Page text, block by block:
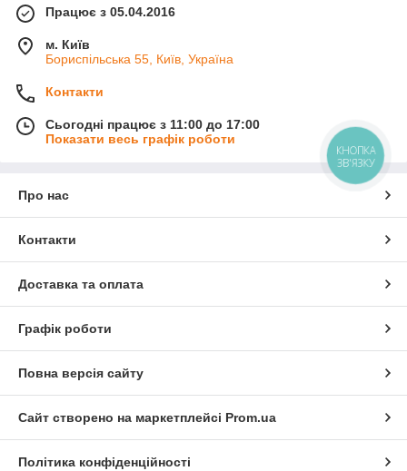
Працює з 05.04.2016
м. Київ
Бориспільська 55, Київ, Україна
Контакти
Сьогодні працює з 11:00 до 17:00
Показати весь графік роботи
Про нас
Контакти
Доставка та оплата
Графік роботи
Повна версія сайту
Сайт створено на маркетплейсі Prom.ua
Політика конфіденційності
КНОПКА
ЗВ'ЯЗКУ